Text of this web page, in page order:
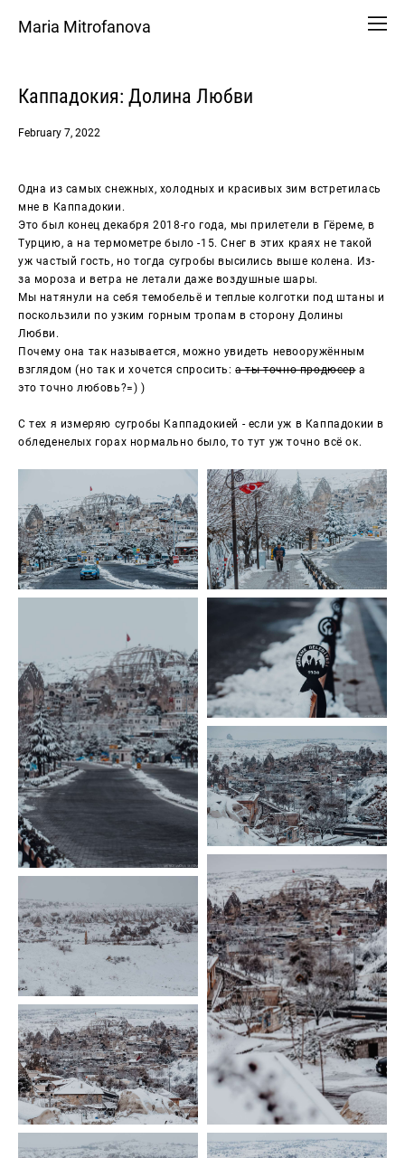
Maria Mitrofanova
Каппадокия: Долина Любви
February 7, 2022
Одна из самых снежных, холодных и красивых зим встретилась
мне в Каппадокии.
Это был конец декабря 2018-го года, мы прилетели в Гёреме, в
Турцию, а на термометре было -15. Снег в этих краях не такой
уж частый гость, но тогда сугробы высились выше колена. Из-
за мороза и ветра не летали даже воздушные шары.
Мы натянули на себя темобельё и теплые колготки под штаны и
поскользили по узким горным тропам в сторону Долины
Любви.
Почему она так называется, можно увидеть невооружённым
взглядом (но так и хочется спросить:а ты точно продюсера
это точно любовь?=) )
С тех я измеряю сугробы Каппадокией - если уж в Каппадокии в
обледенелых горах нормально было, то тут уж точно всё ок.